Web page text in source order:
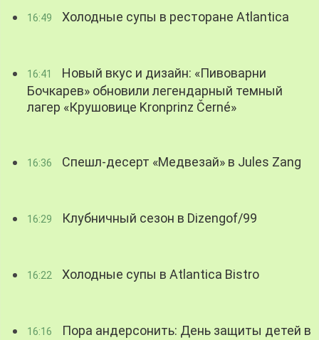
16:49 Холодные супы в ресторане Atlantica
16:41
Новый вкус и дизайн: «Пивоварни
Бочкарев» обновили легендарный темный
лагер «Крушовице Kronprinz Černé»
16:36 Спешл-десерт «Медвезай» в Jules Zang
16:29 Клубничный сезон в Dizengof/99
16:22 Холодные супы в Atlantica Bistro
16:16
Пора андерсонить: День защиты детей в